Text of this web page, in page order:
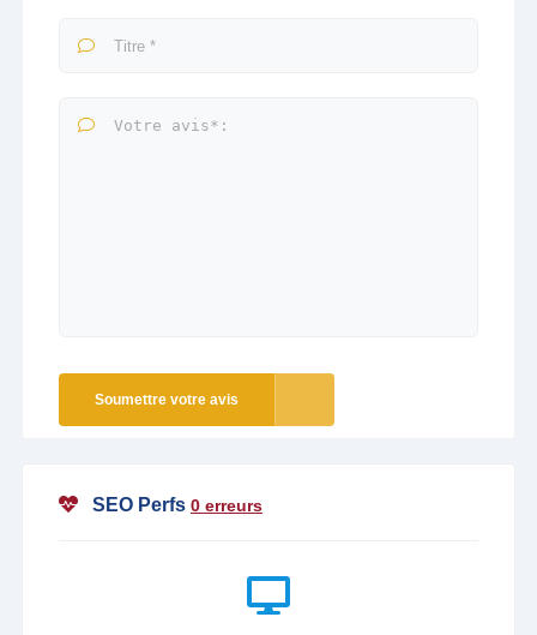
Soumettre votre avis
SEO Perfs 0 erreurs